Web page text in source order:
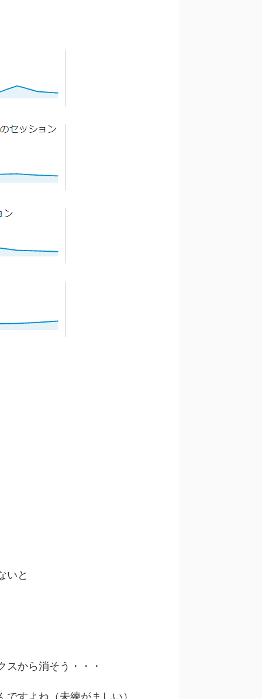
いと
から消そう・・・
すよね（未練がましい）